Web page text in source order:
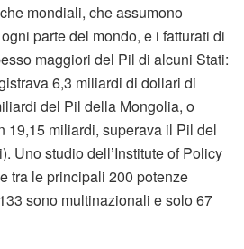
mondiali, che assumono
parte del mondo, e i fatturati di
maggiori del Pil di alcuni Stati:
6,3 miliardi di dollari di
del Pil della Mongolia, o
19,15 miliardi, superava il Pil del
Uno studio dell’Institute of Policy
tra le principali 200 potenze
sono multinazionali e solo 67